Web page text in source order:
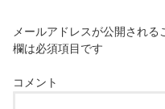
メールアドレスが公開される
欄は必須項目です
コメント